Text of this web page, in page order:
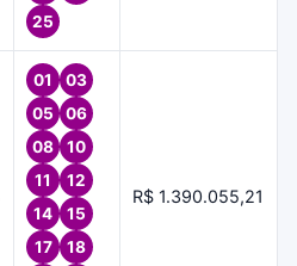
25
01
03
05
06
08
10
11
12
14
15
17
18
R$ 1.390.055,21